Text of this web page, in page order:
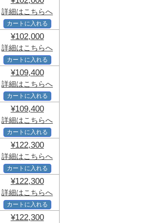
詳細はこちらへ
カートに入れる
¥102,000
詳細はこちらへ
カートに入れる
¥109,400
詳細はこちらへ
カートに入れる
¥109,400
詳細はこちらへ
カートに入れる
¥122,300
詳細はこちらへ
カートに入れる
¥122,300
詳細はこちらへ
カートに入れる
¥122,300